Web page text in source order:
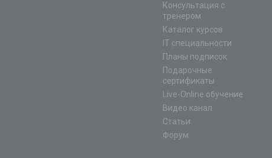
Консультация с
тренером
Каталог курсов
IT специальности
Планы подписок
Подарочные
сертификаты
Live-Online обучение
Видео канал
Статьи
Форум